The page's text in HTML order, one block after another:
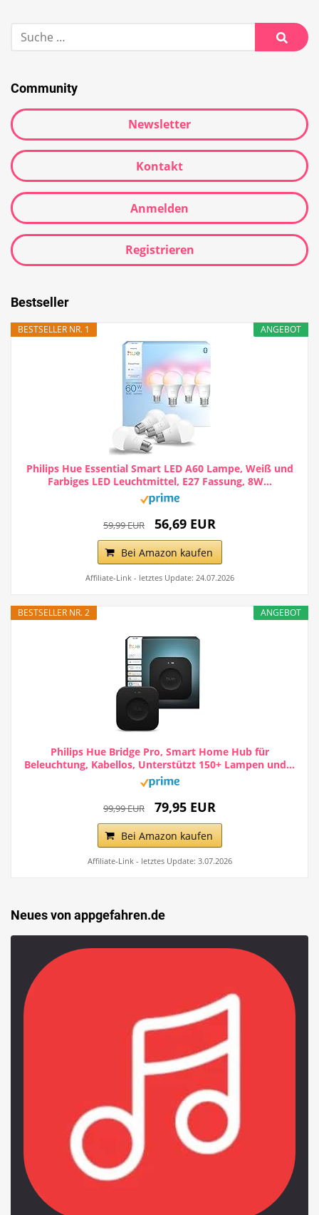
Suche
nach:
Suche
Community
Newsletter
Kontakt
Anmelden
Registrieren
Bestseller
ANGEBOT
BESTSELLER NR. 1
Philips Hue Essential Smart LED A60 Lampe, Weiß und
Farbiges LED Leuchtmittel, E27 Fassung, 8W...
59,99 EUR 56,69 EUR
Bei Amazon kaufen
Affiliate-Link - letztes Update: 24.07.2026
ANGEBOT
BESTSELLER NR. 2
Philips Hue Bridge Pro, Smart Home Hub für
Beleuchtung, Kabellos, Unterstützt 150+ Lampen und...
99,99 EUR 79,95 EUR
Bei Amazon kaufen
Affiliate-Link - letztes Update: 3.07.2026
Neues von appgefahren.de